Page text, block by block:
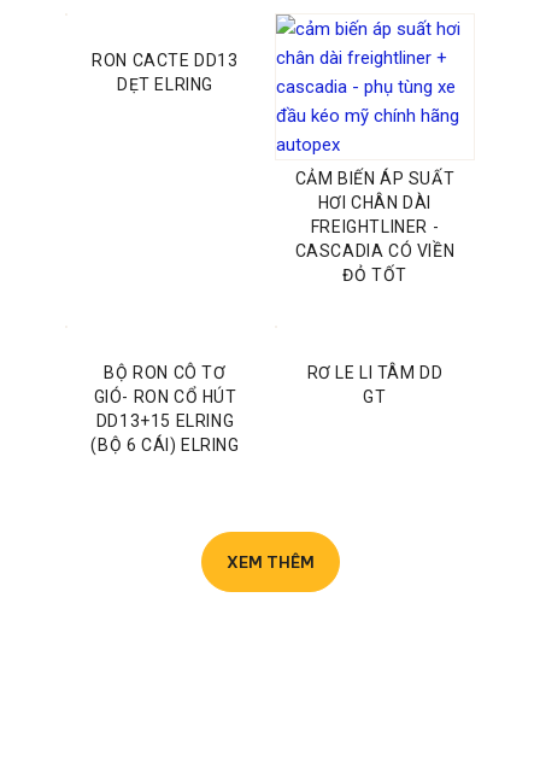
RON CACTE DD13
DẸT ELRING
CẢM BIẾN ÁP SUẤT
HƠI CHÂN DÀI
FREIGHTLINER -
CASCADIA CÓ VIỀN
ĐỎ TỐT
BỘ RON CÔ TƠ
GIÓ- RON CỔ HÚT
DD13+15 ELRING
(BỘ 6 CÁI) ELRING
RƠ LE LI TÂM DD
GT
XEM THÊM